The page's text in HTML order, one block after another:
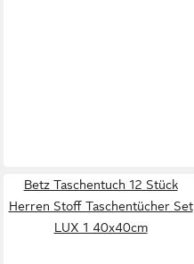
Betz Taschentuch 12 Stück
Herren Stoff Taschentücher Set
LUX 1 40x40cm